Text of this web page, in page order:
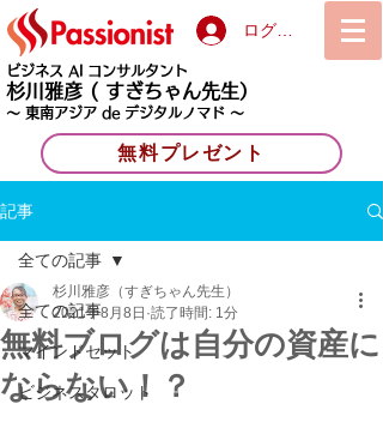
ログイン
ビジネス AI コンサルタント
杉川雅彦 ( すぎちゃん先生）
〜 東南アジア de デジタルノマド 〜
無料プレゼント
記事
全ての記事
マインドセット
ビジネスタロット
全ての記事
無料ブログは自分の資産に
ならない！？
杉川雅彦（すぎちゃん先生）
2021年8月8日 読了時間: 1分